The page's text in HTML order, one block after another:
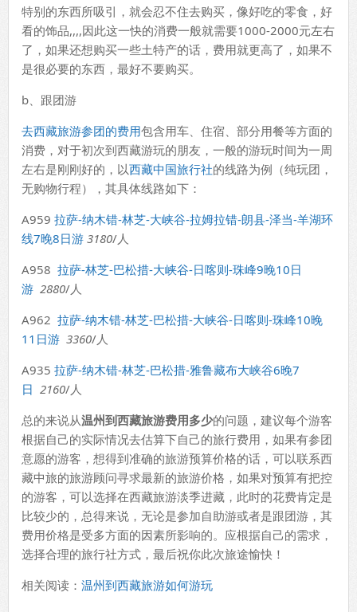
特别的东西所吸引，就会忍不住去购买，像好吃的零食，好
看的饰品,,,,因此这一快的消费一般就需要1000-2000元左右
了，如果还想购买一些土特产的话，费用就更高了，如果不
是很必要的东西，最好不要购买。
b、跟团游
去西藏旅游参团的费用包含用车、住宿、部分用餐等方面的
消费，对于初次到西藏游玩的朋友，一般的游玩时间为一周
左右是刚刚好的，以西藏中国旅行社的线路为例（纯玩团，
无购物行程），其具体线路如下：
A959 拉萨-纳木错-林芝-大峡谷-拉姆拉错-朗县-泽当-羊湖环
线7晚8日游 3180/人
A958 拉萨-林芝-巴松措-大峡谷-日喀则-珠峰9晚10日
游 2880/人
A962 拉萨-纳木错-林芝-巴松措-大峡谷-日喀则-珠峰10晚
11日游 3360/人
A935 拉萨-纳木错-林芝-巴松措-雅鲁藏布大峡谷6晚7
日 2160/人
总的来说从温州到西藏旅游费用多少的问题，建议每个游客
根据自己的实际情况去估算下自己的旅行费用，如果有参团
意愿的游客，想得到准确的旅游预算价格的话，可以联系西
藏中旅的旅游顾问寻求最新的旅游价格，如果对预算有把控
的游客，可以选择在西藏旅游淡季进藏，此时的花费肯定是
比较少的，总得来说，无论是参加自助游或者是跟团游，其
费用价格是受多方面的因素所影响的。应根据自己的需求，
选择合理的旅行社方式，最后祝你此次旅途愉快！
相关阅读： 温州到西藏旅游如何游玩